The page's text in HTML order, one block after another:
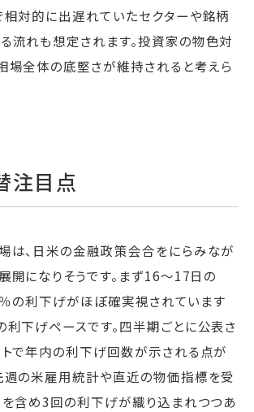
相対的に出遅れていたセクターや銘柄
流れも想定されます。投資家の物色対
場全体の底堅さが維持されると考えら
注目点
は、日米の金融政策会合をにらみなが
開になりそうです。まず16～17日の
の利下げがほぼ確実視されています
利下げペースです。四半期ごとに公表さ
トで年内の利下げ回数が示される点が
週の米雇用統計や直近の物価指標を受
を含め3回の利下げが織り込まれつつあ